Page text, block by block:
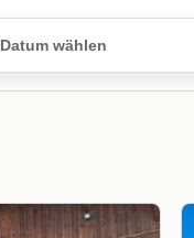
Datum wählen